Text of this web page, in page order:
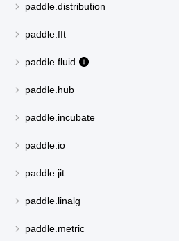
paddle.distribution
paddle.fft
paddle.fluid
paddle.hub
paddle.incubate
paddle.io
paddle.jit
paddle.linalg
paddle.metric